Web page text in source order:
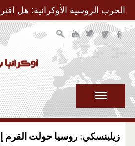
to Navigation
الحرب الروسية الأوكرانية: هل
زيلينسكي: روسيا حولت القرم